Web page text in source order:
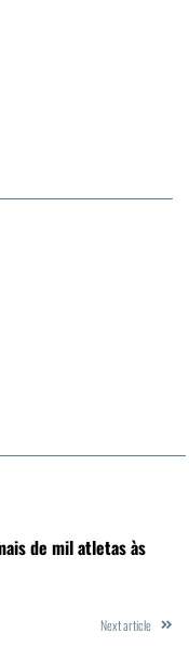
de mil atletas às
Next article